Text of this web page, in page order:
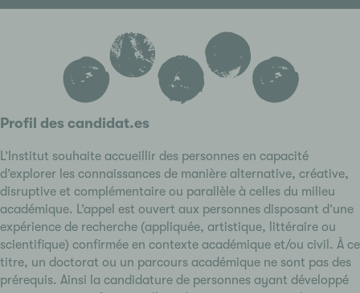
Profil des candidat.es
L’Institut souhaite accueillir des personnes en capacité
d’explorer les connaissances de manière alternative, créative,
disruptive et complémentaire ou parallèle à celles du milieu
académique. L’appel est ouvert aux personnes disposant d’une
expérience de recherche (appliquée, artistique, littéraire ou
scientifique) confirmée en contexte académique et/ou civil. À ce
titre, un doctorat ou un parcours académique ne sont pas des
prérequis. Ainsi la candidature de personnes ayant développé